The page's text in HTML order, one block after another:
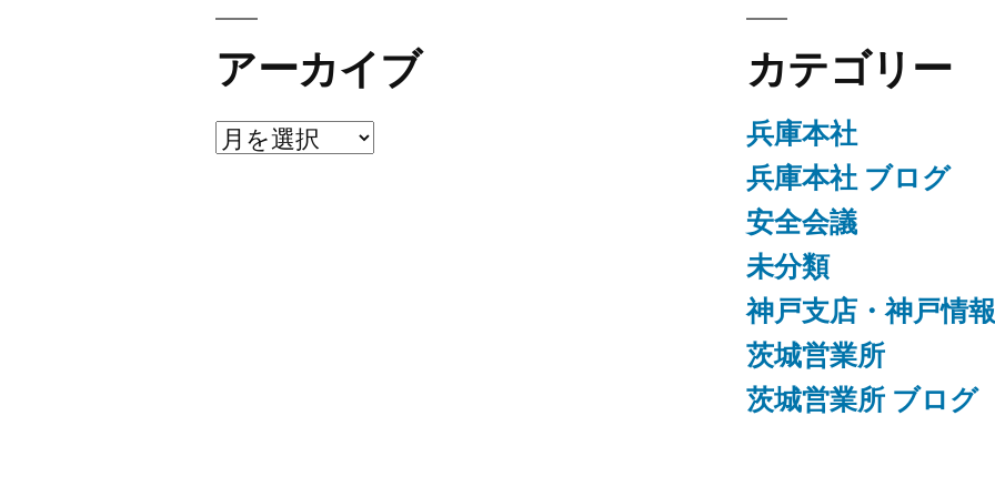
アーカイブ
ア
カテゴリー
兵庫本社
兵庫本社 ブログ
安全会議
未分類
神戸支店・神戸情
茨城営業所
茨城営業所 ブログ